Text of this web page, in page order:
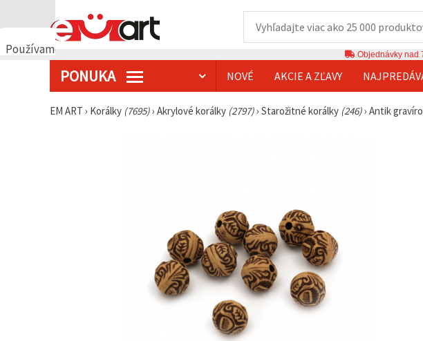
Používame
Objednávky nad
PONUKA NOVÉ AKCIE A ZĽAVY
EM ART › Korálky (7695)› Akrylové korálky (2797)› Starožitné korálky (246)› Antik